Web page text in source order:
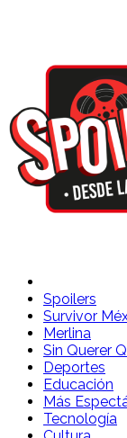
Spoilers Desde la
Sitio con
telenovelas
Spoilers
Survivor
Merlina
Sin Querer
Deportes
Educación
Más
Tecnología